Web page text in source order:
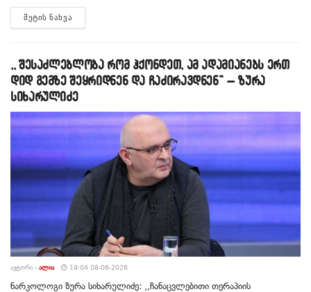
ᲛᲔᲢᲘᲡ ᲜᲐᲮᲕᲐ
,, შესაძლებლობა რომ ჰქონდეთ, ამ ადამიანებს ერთ
დიდ გემზე შეყრიდნენ და ჩაძირავდნენ” – ზურა
სიხარულიძე
ᲐᲕᲢᲝᲠᲘ - ᲐᲚᲘᲐ 19:04 08-06-2026
ნარკოლოგი ზურა სიხარულიძე: ,,ჩანაცვლებითი თერაპიის